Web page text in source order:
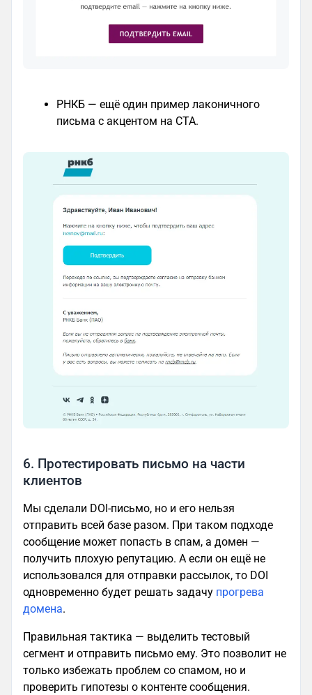
РНКБ — ещё один пример лаконичного
письма с акцентом на CTA.
6. Протестировать письмо на части
клиентов
Мы сделали DOI-письмо, но и его нельзя
отправить всей базе разом. При таком подходе
сообщение может попасть в спам, а домен —
получить плохую репутацию. А если он ещё не
использовался для отправки рассылок, то DOI
одновременно будет решать задачу прогрева
домена.
Правильная тактика — выделить тестовый
сегмент и отправить письмо ему. Это позволит не
только избежать проблем со спамом, но и
проверить гипотезы о контенте сообщения.